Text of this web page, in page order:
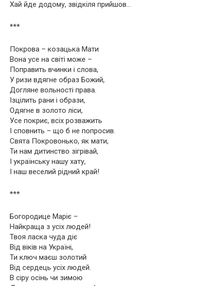
Хай йде додому, звідкіля прийшов…
***
Покрова – козацька Мати
Вона усе на світі може –
Поправить вчинки і слова,
У ризи вдягне образ Божий,
Догляне вольності права.
Ізцілить рани і образи,
Одягне в золото ліси,
Усе покриє, всіх розважить
І сповнить – що б не попросив.
Свята Покровонько, як мати,
Ти нам дитинство зігрівай,
І українську нашу хату,
І наш веселий рідний край!
***
Богородице Маріє –
Найкраща з усіх людей!
Твоя ласка чуда діє
Від віків на Україні,
Ти ключ маєш золотий
Від сердець усіх людей.
В сіру осінь чи зимою